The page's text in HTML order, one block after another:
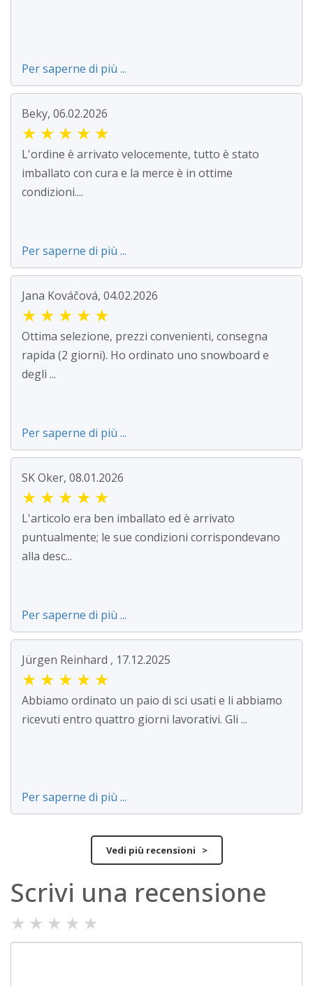
Per saperne di più ...
Beky, 06.02.2026
★ ★ ★ ★ ★
L'ordine è arrivato velocemente, tutto è stato
imballato con cura e la merce è in ottime
condizioni....
Per saperne di più ...
Jana Kováčová, 04.02.2026
★ ★ ★ ★ ★
Ottima selezione, prezzi convenienti, consegna
rapida (2 giorni). Ho ordinato uno snowboard e
degli ...
Per saperne di più ...
SK Oker, 08.01.2026
★ ★ ★ ★ ★
L'articolo era ben imballato ed è arrivato
puntualmente; le sue condizioni corrispondevano
alla desc...
Per saperne di più ...
Jürgen Reinhard , 17.12.2025
★ ★ ★ ★ ★
Abbiamo ordinato un paio di sci usati e li abbiamo
ricevuti entro quattro giorni lavorativi. Gli ...
Per saperne di più ...
Vedi più recensioni >
Scrivi una recensione
★ ★ ★ ★ ★